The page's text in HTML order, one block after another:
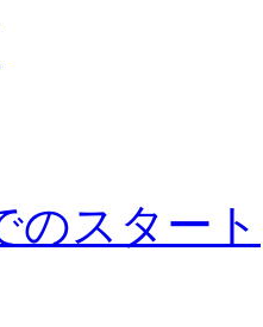
のスタート